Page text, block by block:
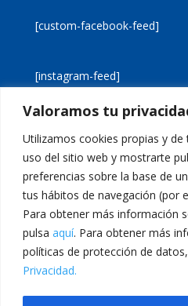
Valoramos tu
Utilizamos cookies propias y de
uso del sitio web y mostrarte
preferencias sobre la base de
tus hábitos de navegación (por
Para obtener más información
pulsa aquí. Para obtener más
políticas de protección de
Privacidad.
[custom-facebook-feed]
[instagram-feed]
Aviso legal